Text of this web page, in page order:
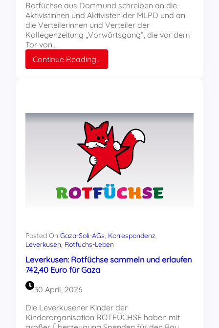
Rotfüchse aus Dortmund schreiben an die
Aktivistinnen und Aktivisten der MLPD und an
die Verteilerinnen und Verteiler der
Kollegenzeitung „Vorwärtsgang“, die vor dem
Tor von…
Continue Reading…
Rotfüchse
Posted On Gaza-Soli-AGs, Korrespondenz
Leverkusen, Rotfuchs-Leben
Leverkusen: Rotfüchse sammeln und erlaufen
742,40 Euro für Gaza
30 April, 2026
Die Leverkusener Kinder der
Kinderorganisation ROTFÜCHSE haben mit